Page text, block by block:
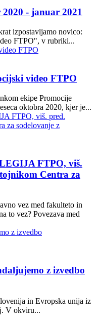
- januar 2021
izpostavljamo novico:
FTPO", v rubriki...
video FTPO
ekipe Promocije
oktobra 2020, kjer je...
FTPO, viš.
Centra za
vez med fakulteto in
to vez? Povezava med
z izvedbo
in Evropska unija iz
V okviru...